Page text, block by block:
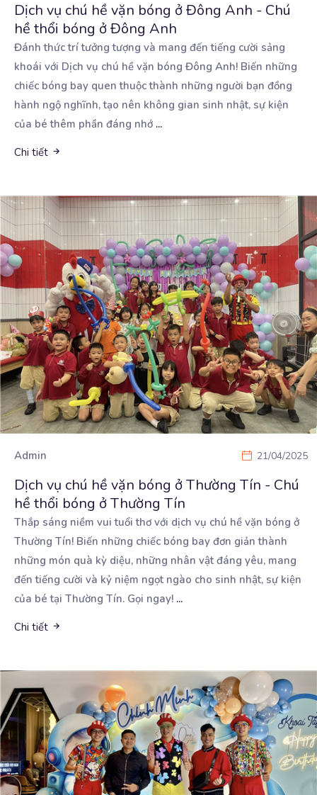
Dịch vụ chú hề vặn bóng ở Đông Anh - Chú
hề thổi bóng ở Đông Anh
Đánh thức trí tưởng tượng và mang đến tiếng cười sảng
khoái với Dịch vụ chú hề vặn bóng Đông Anh! Biến những
chiếc bóng bay quen thuộc thành những người bạn đồng
hành ngộ nghĩnh, tạo nên không gian sinh nhật, sự kiện
của bé thêm phần đáng nhớ ...
Chi tiết
Admin 21/04/2025
Dịch vụ chú hề vặn bóng ở Thường Tín - Chú
hề thổi bóng ở Thường Tín
Thắp sáng niềm vui tuổi thơ với dịch vụ chú hề vặn bóng ở
Thường Tín! Biến những chiếc bóng bay đơn giản thành
những món quà kỳ diệu, những nhân vật đáng yêu, mang
đến tiếng cười và kỷ niệm ngọt ngào cho sinh nhật, sự kiện
của bé tại Thường Tín. Gọi ngay! ...
Chi tiết